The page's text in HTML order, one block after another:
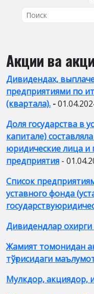
Акции ва
Дивидендах,
предприятиями по
(квартала). -
Доля государства в
капитале)
юридические лица и
предприятия -
Список
уставного фонда
Дивидендлар охирги
Жамият томонидан
тўғрисидаги
Мулкдор, акциядор,